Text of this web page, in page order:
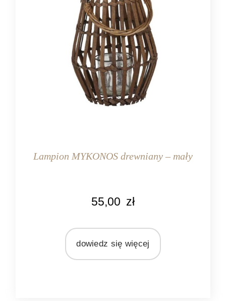
Lampion MYKONOS drewniany – mały
Light&Living
55,00 zł
dowiedz się więcej